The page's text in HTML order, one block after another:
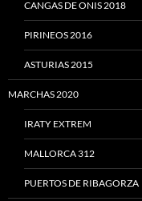
CANGAS DE ONIS 2018
PIRINEOS 2016
ASTURIAS 2015
MARCHAS 2020
IRATY EXTREM
MALLORCA 312
PUERTOS DE RIBAGORZA